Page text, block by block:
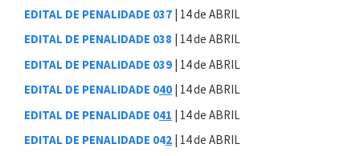
EDITAL DE PENALIDADE 037 | 14 de ABRIL
EDITAL DE PENALIDADE 038 | 14 de ABRIL
EDITAL DE PENALIDADE 039 | 14 de ABRIL
EDITAL DE PENALIDADE 040 | 14 de ABRIL
EDITAL DE PENALIDADE 041 | 14 de ABRIL
EDITAL DE PENALIDADE 042 | 14 de ABRIL